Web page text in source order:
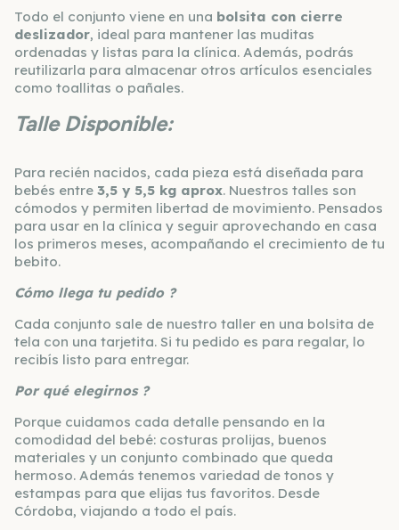
Todo el conjunto viene en una bolsita con cierre
deslizador, ideal para mantener las muditas
ordenadas y listas para la clínica. Además, podrás
reutilizarla para almacenar otros artículos esenciales
como toallitas o pañales.
Talle Disponible:
Para recién nacidos, cada pieza está diseñada para
bebés entre 3,5 y 5,5 kg aprox. Nuestros talles son
cómodos y permiten libertad de movimiento. Pensados
para usar en la clínica y seguir aprovechando en casa
los primeros meses, acompañando el crecimiento de tu
bebito.
Cómo llega tu pedido ?
Cada conjunto sale de nuestro taller en una bolsita de
tela con una tarjetita. Si tu pedido es para regalar, lo
recibís listo para entregar.
Por qué elegirnos ?
Porque cuidamos cada detalle pensando en la
comodidad del bebé: costuras prolijas, buenos
materiales y un conjunto combinado que queda
hermoso. Además tenemos variedad de tonos y
estampas para que elijas tus favoritos. Desde
Córdoba, viajando a todo el país.